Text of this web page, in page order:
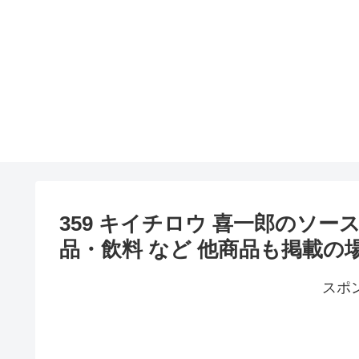
359 キイチロウ 喜一郎のソー
品・飲料 など 他商品も掲載の
スポ